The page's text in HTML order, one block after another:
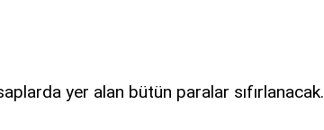
yer alan bütün paralar sıfırlanacak.